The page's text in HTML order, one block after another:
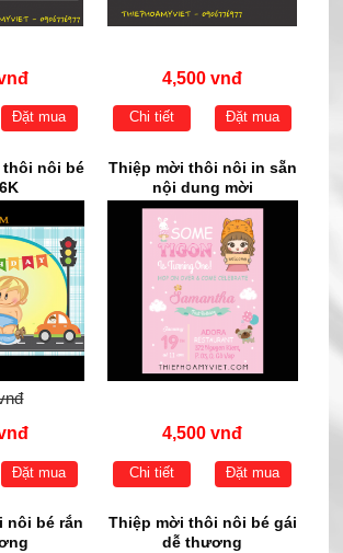
Đặt mua
4,500 vnđ
Chi tiết Đặt mua
thôi nôi bé
Đặt mua
Thiệp mời thôi nôi in sẵn
nội dung mời
4,500 vnđ
Chi tiết Đặt mua
nôi bé rắn
Thiệp mời thôi nôi bé gái
dễ thương